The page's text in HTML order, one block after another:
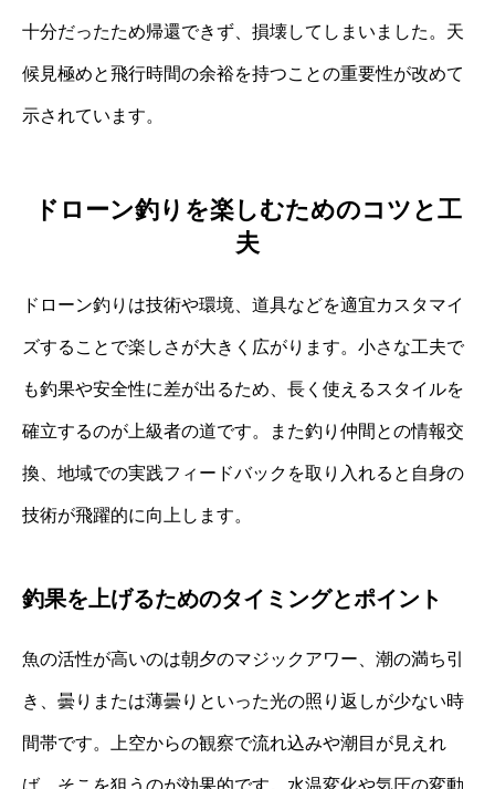
十分だったため帰還できず、損壊してしまいました。天
候見極めと飛行時間の余裕を持つことの重要性が改めて
示されています。
ドローン釣りを楽しむためのコツと工
夫
ドローン釣りは技術や環境、道具などを適宜カスタマイ
ズすることで楽しさが大きく広がります。小さな工夫で
も釣果や安全性に差が出るため、長く使えるスタイルを
確立するのが上級者の道です。また釣り仲間との情報交
換、地域での実践フィードバックを取り入れると自身の
技術が飛躍的に向上します。
釣果を上げるためのタイミングとポイント
魚の活性が高いのは朝夕のマジックアワー、潮の満ち引
き、曇りまたは薄曇りといった光の照り返しが少ない時
間帯です。上空からの観察で流れ込みや潮目が見えれ
ば、そこを狙うのが効果的です。水温変化や気圧の変動